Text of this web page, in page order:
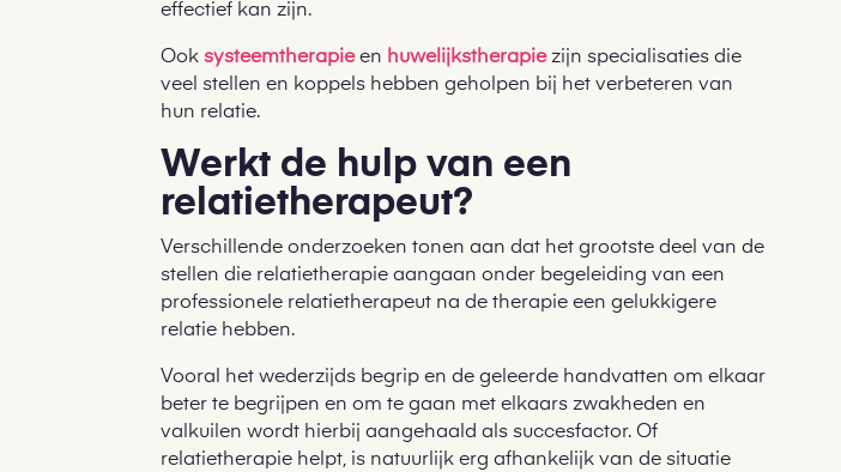
effectief kan zijn.
Ooksysteemtherapieen huwelijkstherapiezijn specialisaties die
veel stellen en koppels hebben geholpen bij het verbeteren van
hun relatie.
Werkt de hulp van een
relatietherapeut?
Verschillende onderzoeken tonen aan dat het grootste deel van de
stellen die relatietherapie aangaan onder begeleiding van een
professionele relatietherapeut na de therapie een gelukkigere
relatie hebben.
Vooral het wederzijds begrip en de geleerde handvatten om elkaar
beter te begrijpen en om te gaan met elkaars zwakheden en
valkuilen wordt hierbij aangehaald als succesfactor. Of
relatietherapie helpt, is natuurlijk erg afhankelijk van de situatie